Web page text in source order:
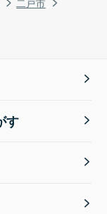
す